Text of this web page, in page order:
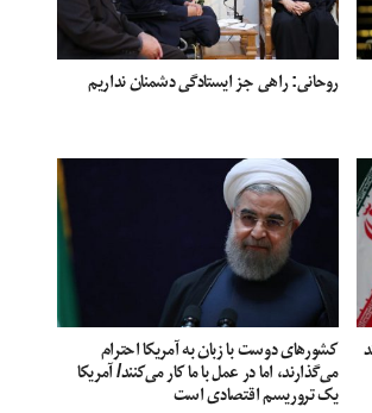
روحانی: راهی جز ایستادگی دشمنان نداریم
کشور‌های دوست با زبان به آمریکا احترام
می‌گذارند، اما در عمل با ما کار می‌کنند/ آمریکا
یک تروریسم اقتصادی است